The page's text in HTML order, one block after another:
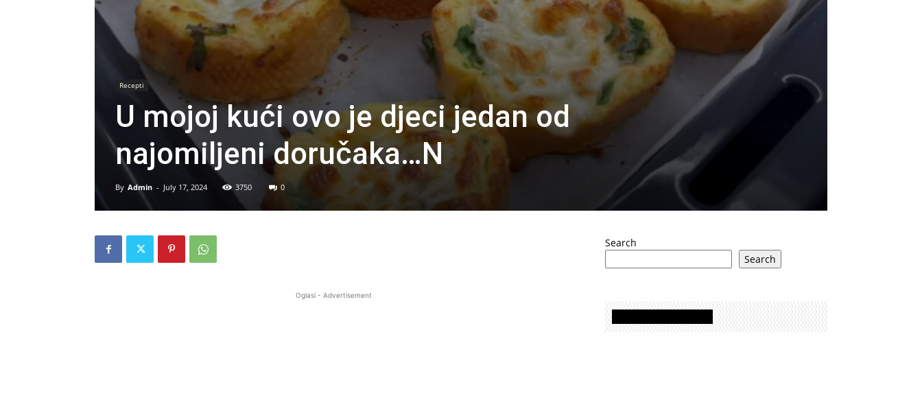
Recepti
U mojoj kući ovo je djeci jedan od
najomiljeni doručaka…N
By Admin - July 17, 2024 3750 0
Oglasi - Advertisement
Search
Search